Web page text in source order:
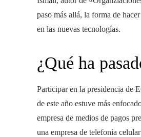
paso más allá, la forma de
en las nuevas tecnologías.
¿Qué ha
Participar en la presidencia de
de este año estuve más
empresa de medios de pagos
una empresa de telefonía